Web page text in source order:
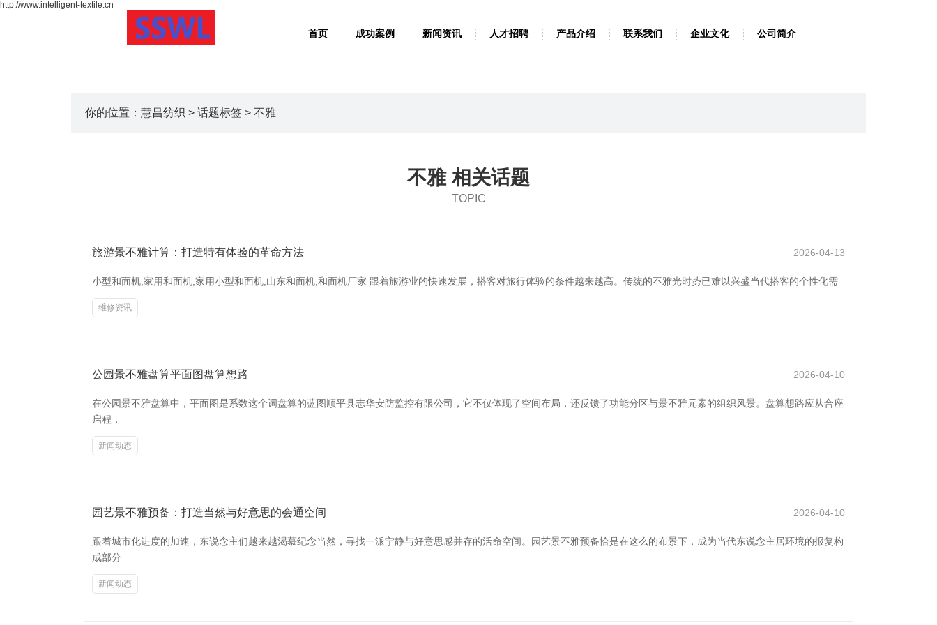
http://www.intelligent-textile.cn
首页 成功案例 新闻资讯 人才招聘 产品介绍 联系我们 企业文化 公司简介
你的位置： 慧昌纺织 > 话题标签 > 不雅
不雅 相关话题
TOPIC
旅游景不雅计算：打造特有体验的革命方法 2026-04-13
小型和面机,家用和面机,家用小型和面机,山东和面机,和面机厂家 跟着旅游业的快速发展，搭客对旅行体验的条件越来越高。传统的不雅光时势已难以兴盛当代搭客的个性化需
维修资讯
公园景不雅盘算平面图盘算想路 2026-04-10
在公园景不雅盘算中，平面图是系数这个词盘算的蓝图顺平县志华安防监控有限公司，它不仅体现了空间布局，还反馈了功能分区与景不雅元素的组织风景。盘算想路应从合座
启程，
新闻动态
园艺景不雅预备：打造当然与好意思的会通空间 2026-04-10
跟着城市化进度的加速，东说念主们越来越渴慕纪念当然，寻找一派宁静与好意思感并存的活命空间。园艺景不雅预备恰是在这么的布景下，成为当代东说念主居环境的报复构
成部分
新闻动态